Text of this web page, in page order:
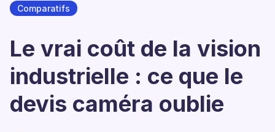
Comparatifs
Le vrai coût de la vision
industrielle : ce que le
devis caméra oublie